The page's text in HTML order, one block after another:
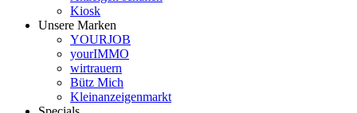
Kiosk
Unsere Marken
YOURJOB
yourIMMO
wirtrauern
Bütz Mich
Kleinanzeigenmarkt